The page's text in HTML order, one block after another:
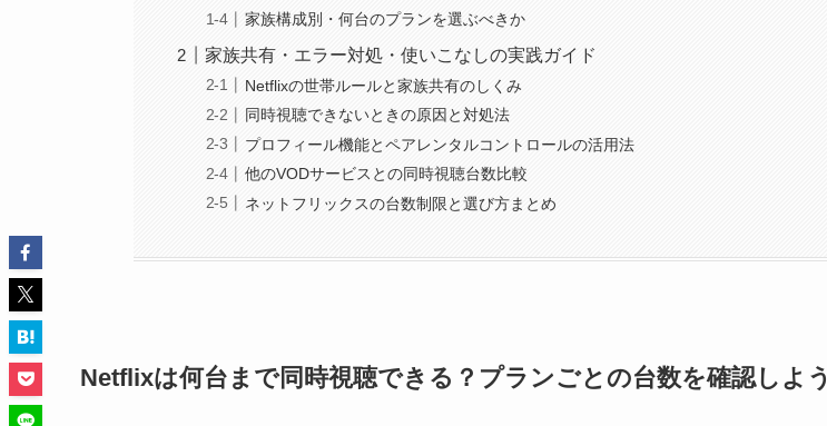
家族構成別・何台のプランを選ぶべきか
家族共有・エラー対処・使いこなしの実践ガイド
Netflixの世帯ルールと家族共有のしくみ
同時視聴できないときの原因と対処法
プロフィール機能とペアレンタルコントロールの活用法
他のVODサービスとの同時視聴台数比較
ネットフリックスの台数制限と選び方まとめ
Netflixは何台まで同時視聴できる？プランごとの台数を確認しよう